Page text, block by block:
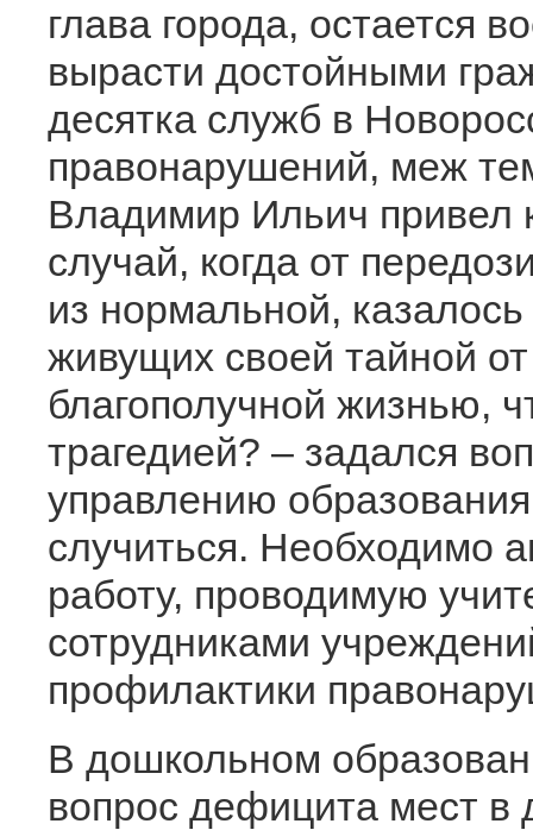
глава города, остается
вырасти достойными
десятка служб в
правонарушений, меж
Владимир Ильич привел
случай, когда от
из нормальной,
живущих своей тайной
благополучной жизнью,
трагедией? – задался
управлению
случиться. Необходимо
работу, проводимую
сотрудниками
профилактики
В дошкольном
вопрос дефицита мест в